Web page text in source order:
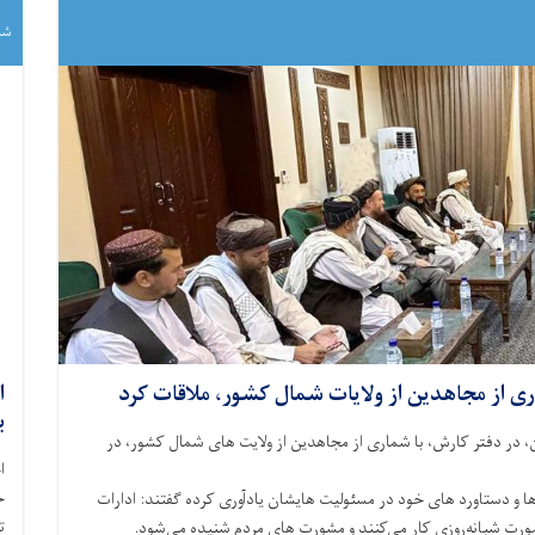
از مجاهدین از ولایات شمال کشور، ملاقات کرد
در دفتر کارش، با شماری از مجاهدین از ولایت ‌های شمال کشور، در
و دستاورد های خود در مسئولیت‌ هایشان یادآوری کرده گفتند: ادارات
شبانه‌روزی کار می‌کنند و مشورت ‌های مردم شنیده می‌شود.
شنبه